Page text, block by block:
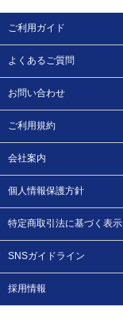
ご利用ガイド
よくあるご質問
お問い合わせ
ご利用規約
会社案内
個人情報保護方針
特定商取引法に基づく表示
SNSガイドライン
採用情報